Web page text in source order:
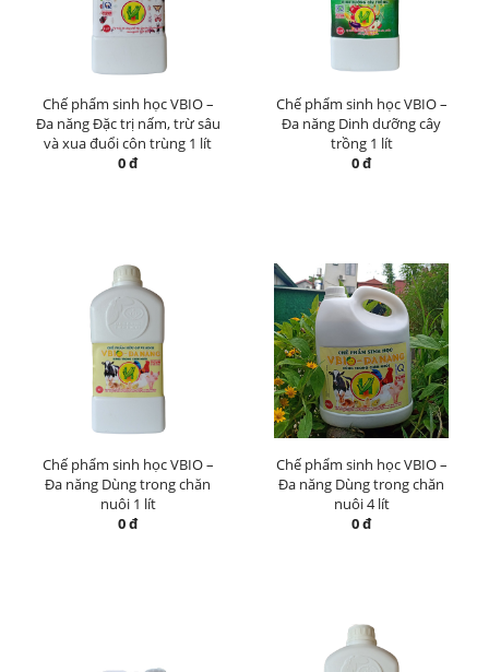
Chế phẩm sinh học VBIO –
Đa năng Đặc trị nấm, trừ sâu
và xua đuổi côn trùng 1 lít
0 đ
Chế phẩm sinh học VBIO –
Đa năng Dinh dưỡng cây
trồng 1 lít
0 đ
Chế phẩm sinh học VBIO –
Đa năng Dùng trong chăn
nuôi 1 lít
0 đ
Chế phẩm sinh học VBIO –
Đa năng Dùng trong chăn
nuôi 4 lít
0 đ